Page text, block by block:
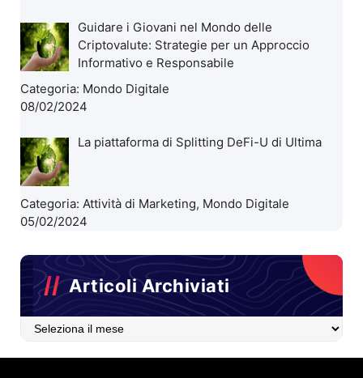
Guidare i Giovani nel Mondo delle
Criptovalute: Strategie per un Approccio
Informativo e Responsabile
Categoria: Mondo Digitale
08/02/2024
La piattaforma di Splitting DeFi-U di Ultima
Categoria: Attività di Marketing, Mondo Digitale
05/02/2024
Articoli Archiviati
Articoli